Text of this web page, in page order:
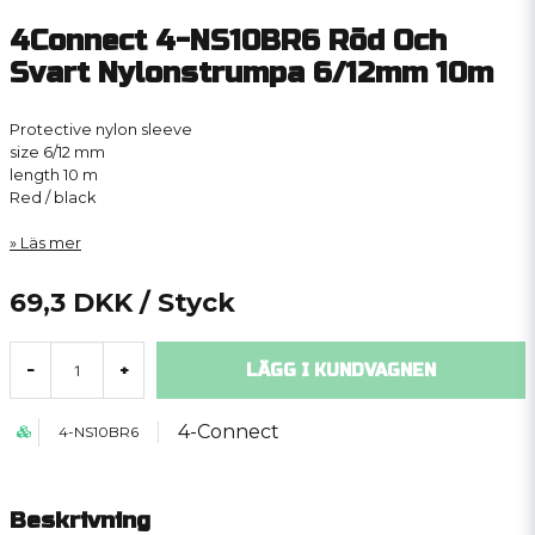
4Connect 4-NS10BR6 Röd Och
Svart Nylonstrumpa 6/12mm 10m
Protective nylon sleeve
size 6/12 mm
length 10 m
Red / black
Läs mer
69,3 DKK / Styck
- + LÄGG I KUNDVAGNEN
4-NS10BR6 4-Connect
Beskrivning